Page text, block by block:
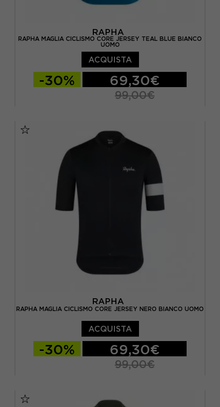
RAPHA
RAPHA MAGLIA CICLISMO CORE JERSEY TEAL BLUE BIANCO
UOMO
ACQUISTA
-30% 69,30€
99,00€
RAPHA
RAPHA MAGLIA CICLISMO CORE JERSEY NERO BIANCO UOMO
ACQUISTA
-30% 69,30€
99,00€